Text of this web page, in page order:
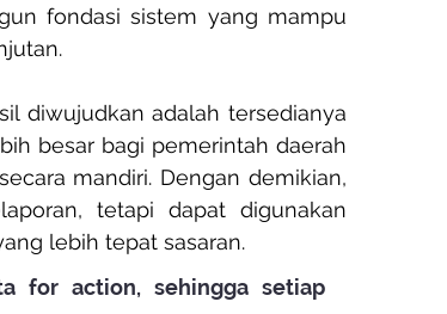
fondasi sistem yang mampu
diwujudkan adalah tersedianya
besar bagi pemerintah daerah
mandiri. Dengan demikian,
tetapi dapat digunakan
lebih tepat sasaran.
for action, sehingga setiap